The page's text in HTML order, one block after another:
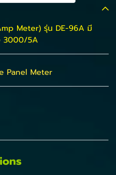
Meter) รุ่น DE-96A มี
3000/5A
Panel Meter